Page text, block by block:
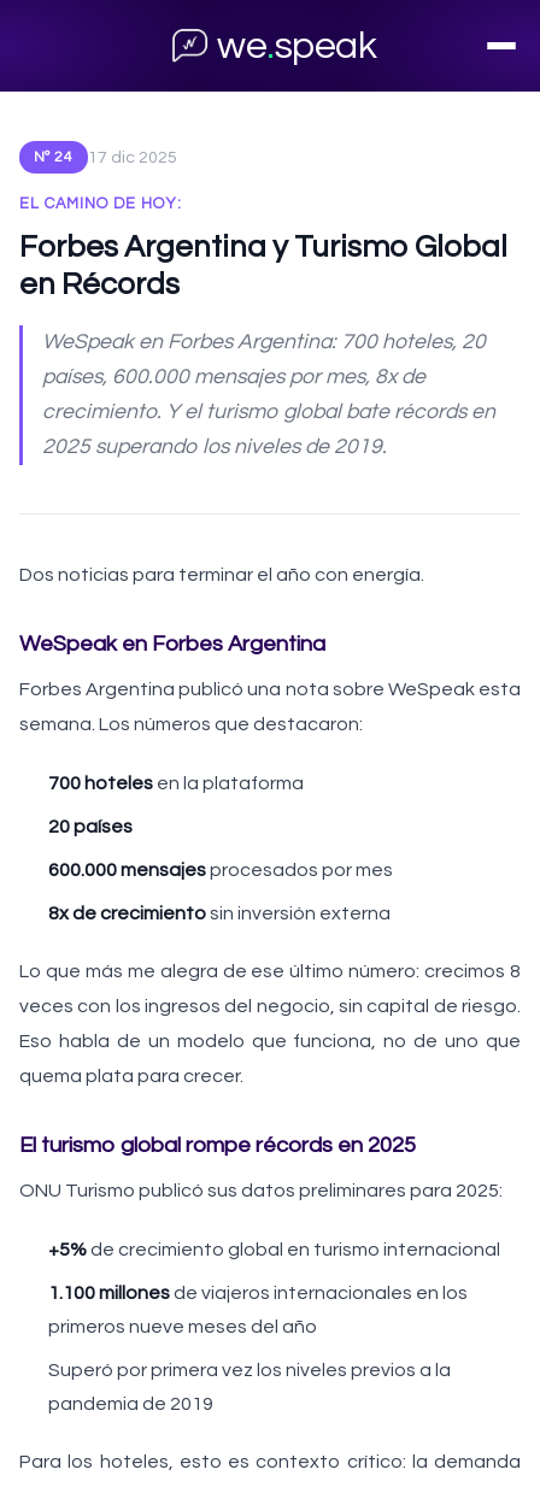
we.speak
Nº 24 17 dic 2025
EL CAMINO DE HOY:
Forbes Argentina y Turismo Global
en Récords
WeSpeak en Forbes Argentina: 700 hoteles, 20
países, 600.000 mensajes por mes, 8x de
crecimiento. Y el turismo global bate récords en
2025 superando los niveles de 2019.
Dos noticias para terminar el año con energía.
WeSpeak en Forbes Argentina
Forbes Argentina publicó una nota sobre WeSpeak esta
semana. Los números que destacaron:
700 hoteles en la plataforma
20 países
600.000 mensajesprocesados por mes
8x de crecimientosin inversión externa
Lo que más me alegra de ese último número: crecimos 8
veces con los ingresos del negocio, sin capital de riesgo.
Eso habla de un modelo que funciona, no de uno que
quema plata para crecer.
El turismo global rompe récords en 2025
ONU Turismo publicó sus datos preliminares para 2025:
+5%de crecimiento global en turismo internacional
1.100 millonesde viajeros internacionales en los
primeros nueve meses del año
Superó por primera vez los niveles previos a la
pandemia de 2019
Para los hoteles, esto es contexto crítico: la demanda